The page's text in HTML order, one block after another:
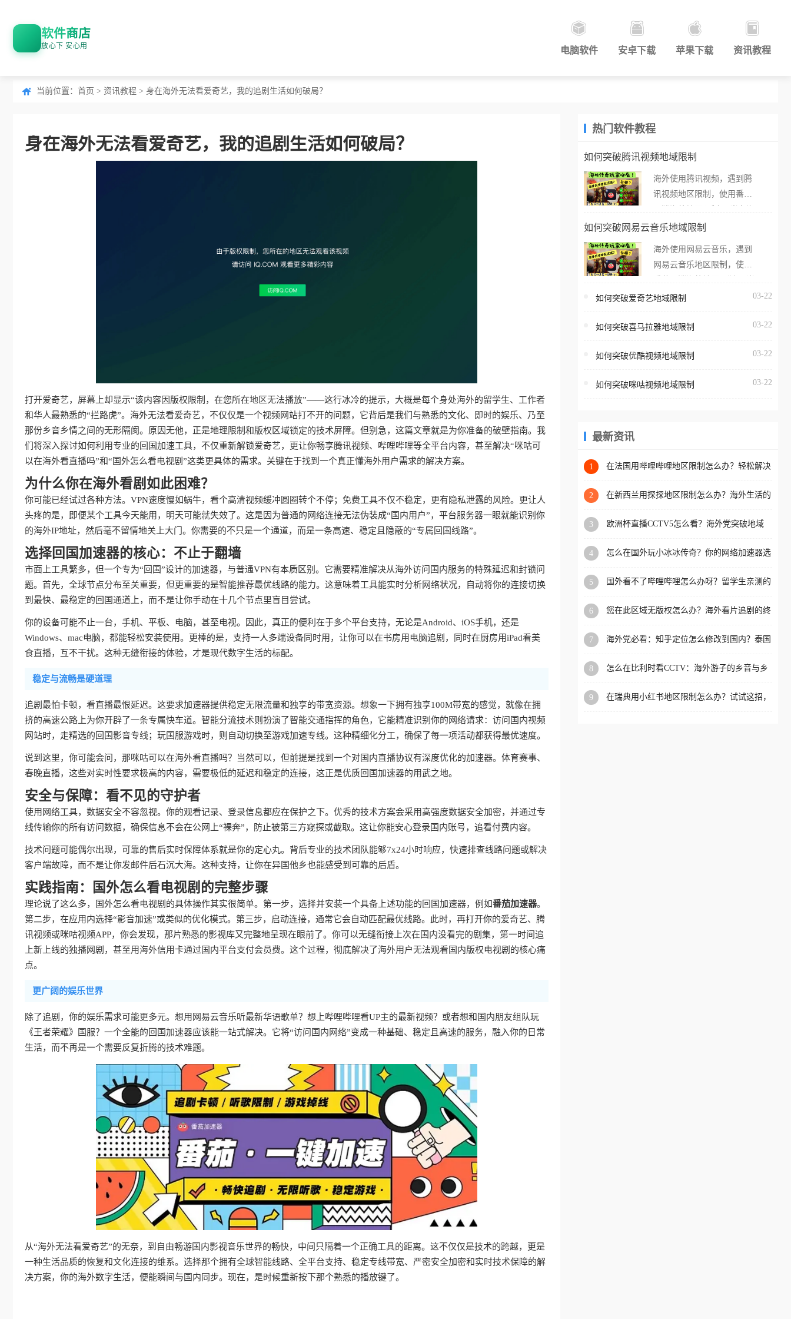
软件商店
放心下 安心用 电脑软件 安卓下载 苹果下载 资讯教程
当前位置： 首页 > 资讯教程 > 身在海外无法看爱奇艺，我的追剧生活如何破局？
身在海外无法看爱奇艺，我的追剧生活如何破局？
打开爱奇艺，屏幕上却显示“该内容因版权限制，在您所在地区无法播放”——这行冰冷的提示，大概是每个身处海外的留学生、工作者
和华人最熟悉的“拦路虎”。海外无法看爱奇艺，不仅仅是一个视频网站打不开的问题，它背后是我们与熟悉的文化、即时的娱乐、乃至
那份乡音乡情之间的无形隔阂。原因无他，正是地理限制和版权区域锁定的技术屏障。但别急，这篇文章就是为你准备的破壁指南。我
们将深入探讨如何利用专业的回国加速工具，不仅重新解锁爱奇艺，更让你畅享腾讯视频、哔哩哔哩等全平台内容，甚至解决“咪咕可
以在海外看直播吗”和“国外怎么看电视剧”这类更具体的需求。关键在于找到一个真正懂海外用户需求的解决方案。
为什么你在海外看剧如此困难？
你可能已经试过各种方法。VPN速度慢如蜗牛，看个高清视频缓冲圆圈转个不停；免费工具不仅不稳定，更有隐私泄露的风险。更让人
头疼的是，即便某个工具今天能用，明天可能就失效了。这是因为普通的网络连接无法伪装成“国内用户”，平台服务器一眼就能识别你
的海外IP地址，然后毫不留情地关上大门。你需要的不只是一个通道，而是一条高速、稳定且隐蔽的“专属回国线路”。
选择回国加速器的核心：不止于翻墙
市面上工具繁多，但一个专为“回国”设计的加速器，与普通VPN有本质区别。它需要精准解决从海外访问国内服务的特殊延迟和封锁问
题。首先，全球节点分布至关重要，但更重要的是智能推荐最优线路的能力。这意味着工具能实时分析网络状况，自动将你的连接切换
到最快、最稳定的回国通道上，而不是让你手动在十几个节点里盲目尝试。
你的设备可能不止一台，手机、平板、电脑，甚至电视。因此，真正的便利在于多个平台支持，无论是Android、iOS手机，还是
Windows、mac电脑，都能轻松安装使用。更棒的是，支持一人多端设备同时用，让你可以在书房用电脑追剧，同时在厨房用iPad看美
食直播，互不干扰。这种无缝衔接的体验，才是现代数字生活的标配。
稳定与流畅是硬道理
追剧最怕卡顿，看直播最恨延迟。这要求加速器提供稳定无限流量和独享的带宽资源。想象一下拥有独享100M带宽的感觉，就像在拥
挤的高速公路上为你开辟了一条专属快车道。智能分流技术则扮演了智能交通指挥的角色，它能精准识别你的网络请求：访问国内视频
网站时，走精选的回国影音专线；玩国服游戏时，则自动切换至游戏加速专线。这种精细化分工，确保了每一项活动都获得最优速度。
说到这里，你可能会问，那咪咕可以在海外看直播吗？当然可以，但前提是找到一个对国内直播协议有深度优化的加速器。体育赛事、
春晚直播，这些对实时性要求极高的内容，需要极低的延迟和稳定的连接，这正是优质回国加速器的用武之地。
安全与保障：看不见的守护者
使用网络工具，数据安全不容忽视。你的观看记录、登录信息都应在保护之下。优秀的技术方案会采用高强度数据安全加密，并通过专
线传输你的所有访问数据，确保信息不会在公网上“裸奔”，防止被第三方窥探或截取。这让你能安心登录国内账号，追看付费内容。
技术问题可能偶尔出现，可靠的售后实时保障体系就是你的定心丸。背后专业的技术团队能够7x24小时响应，快速排查线路问题或解决
客户端故障，而不是让你发邮件后石沉大海。这种支持，让你在异国他乡也能感受到可靠的后盾。
实践指南：国外怎么看电视剧的完整步骤
理论说了这么多，国外怎么看电视剧的具体操作其实很简单。第一步，选择并安装一个具备上述功能的回国加速器，例如番茄加速器。
第二步，在应用内选择“影音加速”或类似的优化模式。第三步，启动连接，通常它会自动匹配最优线路。此时，再打开你的爱奇艺、腾
讯视频或咪咕视频APP，你会发现，那片熟悉的影视库又完整地呈现在眼前了。你可以无缝衔接上次在国内没看完的剧集，第一时间追
上新上线的独播网剧，甚至用海外信用卡通过国内平台支付会员费。这个过程，彻底解决了海外用户无法观看国内版权电视剧的核心痛
点。
更广阔的娱乐世界
除了追剧，你的娱乐需求可能更多元。想用网易云音乐听最新华语歌单？想上哔哩哔哩看UP主的最新视频？或者想和国内朋友组队玩
《王者荣耀》国服？一个全能的回国加速器应该能一站式解决。它将“访问国内网络”变成一种基础、稳定且高速的服务，融入你的日常
生活，而不再是一个需要反复折腾的技术难题。
从“海外无法看爱奇艺”的无奈，到自由畅游国内影视音乐世界的畅快，中间只隔着一个正确工具的距离。这不仅仅是技术的跨越，更是
一种生活品质的恢复和文化连接的维系。选择那个拥有全球智能线路、全平台支持、稳定专线带宽、严密安全加密和实时技术保障的解
决方案，你的海外数字生活，便能瞬间与国内同步。现在，是时候重新按下那个熟悉的播放键了。
热门软件教程
如何突破腾讯视频地域限制
海外使用腾讯视频，遇到腾
讯视频地区限制，使用番茄
外打开腾讯视频，却突然弹
地区无法播放”的提示语。
海外用户如香港、澳门、台
亚、欧洲等国家和地区时，
台一样，出现地区及版权限
地区播放。 遇到这个问题的
区工作、留学、定居等，都
权限制所困扰。
如何突破网易云音乐地域限制
海外使用网易云音乐，遇到
网易云音乐地区限制，使用
在海外打开网易云音乐，却
所在的地区无法播放”的提示
门、台湾、美国、加拿大、
区时，网易云音乐也会像其
回国加速器，即可解决「海
版权限制」的问题，无论人
国、加拿大、澳大利亚、欧
学、定居等，都可以使用，
扰。
如何突破爱奇艺地域限制 03-22
如何突破喜马拉雅地域限制 03-22
如何突破优酷视频地域限制 03-22
如何突破咪咕视频地域限制 03-22
最新资讯
1
在法国用哔哩哔哩地区限制怎么办？轻松解决
2
在新西兰用探探地区限制怎么办？海外生活的
3
欧洲杯直播CCTV5怎么看？海外党突破地域
4
怎么在国外玩小冰冰传奇？你的网络加速器选
5
国外看不了哔哩哔哩怎么办呀？留学生亲测的
6
您在此区域无版权怎么办？海外看片追剧的终
7
海外党必看：知乎定位怎么修改到国内？泰国
8
怎么在比利时看CCTV：海外游子的乡音与乡
9
在瑞典用小红书地区限制怎么办？试试这招，